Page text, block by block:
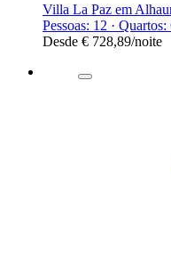
Villa La Paz em
Pessoas: 12 ·
Desde € 728,89/noite